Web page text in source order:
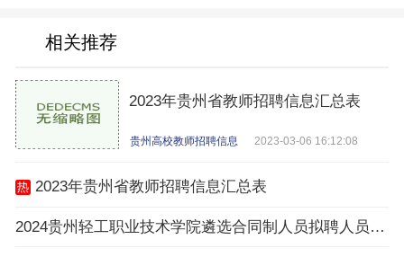
相关推荐
2023年贵州省教师招聘信息汇总表
贵州高校教师招聘信息 2023-03-06 16:12:08
2023年贵州省教师招聘信息汇总表
2024贵州轻工职业技术学院遴选合同制人员拟聘人员公示